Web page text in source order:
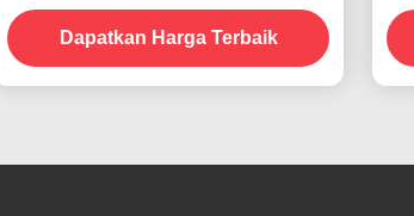
Dapatkan Harga Terbaik